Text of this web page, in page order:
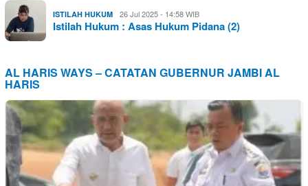
ISTILAH HUKUM 26 Jul 2025 - 14:58 WIB
Istilah Hukum : Asas Hukum Pidana (2)
AL HARIS WAYS – CATATAN GUBERNUR JAMBI AL
HARIS